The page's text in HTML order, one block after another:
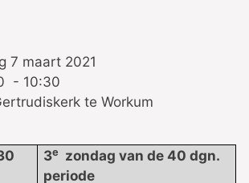
7 maart 2021
- 10:30
te Workum
3e
zondag van de 40 dgn.
periode